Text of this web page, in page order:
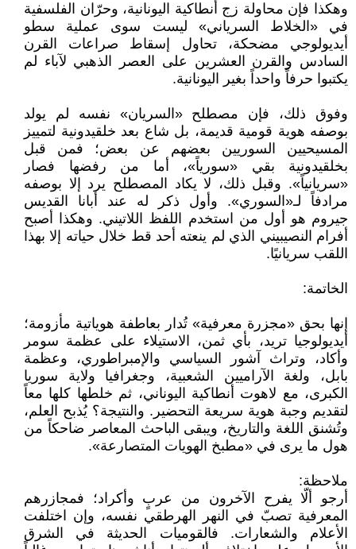
وهكذا فإن محاولة زج أنطاكية اليونانية، وحرّان الفلسفية
في «الخلاط السرياني» ليست سوى عملية سطو
أيديولوجي مضحكة، تحاول إسقاط صراعات القرن
السادس والقرن العشرين على العصر الذهبي لآباء لم
يكتبوا حرفاً واحداً بغير اليونانية.
وفوق ذلك، فإن مصطلح «السريان» نفسه لم يولد
بوصفه هوية قومية قديمة، بل شاع بعد خلقيدونية لتمييز
المسيحيين السوريين بعضهم عن بعض؛ فمن قبل
بخلقيدونية بقي «سورياً»، أما من رفضها فصار
«سريانياً». وقبل ذلك، لا يكاد المصطلح يرد إلا بوصفه
مرادفاً لـ«السوري». وأول ذكر له عند أبانا القديس
جيروم هو أول من استخدم اللفظ اللاتيني. وهكذا أصبح
أفرام النصيبيني الذي لم ينعته أحد قط خلال حياته إلا بهذا
اللقب سريانيًا.
الخاتمة:
إنها بحق «مجزرة معرفية» تُدار بعاطفة هوياتية مأزومة؛
أيديولوجيا تريد، بأي ثمن، الاستيلاء على عظمة سومر
وأكاد، وتراث آشور السياسي والإمبراطوري، وعظمة
بابل، ولغة الآراميين الشعبية، وجغرافيا ولاية سوريا
الكبرى، مع لاهوت أنطاكية اليوناني، ثم خلطها كلها معاً
لتقديم وجبة هوية سريعة التحضير. والنتيجة؟ يُذبح العلم،
وتُشنق اللغة والتاريخ، ويبقى الباحث المعاصر ضاحكاً من
هول ما يرى في «مطبخ الهويات المتصارعة».
ملاحظة:
أرجو ألّا يفرح الآخرون من عربٍ وأكراد؛ فمجازرهم
المعرفية تصبّ في النهر الهرطقي نفسه، وإن اختلفت
الأعلام والشعارات. فالقوميات الحديثة في الشرق